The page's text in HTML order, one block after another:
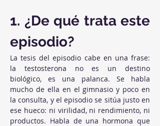
1. ¿De qué trata este
episodio?
La tesis del episodio cabe en una frase:
la testosterona no es un destino
biológico, es una palanca. Se habla
mucho de ella en el gimnasio y poco en
la consulta, y el episodio se sitúa justo en
ese hueco: ni virilidad, ni rendimiento, ni
productos. Habla de una hormona que